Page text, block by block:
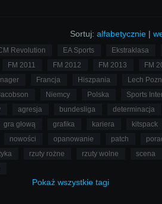
Sortuj: alfabetycznie |
Revolution EA Sports
Ekstraklasa
FM 2011 FM 2012 FM 2013
FM
Francja Hiszpania
Lech
Niemcy Polska
Sports
agresja bundesliga
determinacja
gra głową grafika kariera
kitspack
nowości opanowanie patch
rzuty rożne rzuty wolne
scena
Pokaż wszystkie tagi